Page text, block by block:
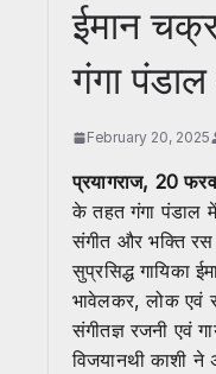
ईमान
गंगा
February 20, 2025
प्रयागराज, 20
के तहत गंगा पंडाल
संगीत और भक्ति रस
सुप्रसिद्ध गायिका
भावेलकर, लोक एवं
संगीतज्ञ रजनी एवं
विजयानथी काशी ने